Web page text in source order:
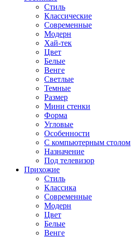
Стиль
Классические
Современные
Модерн
Хай-тек
Цвет
Белые
Венге
Светлые
Темные
Размер
Мини стенки
Форма
Угловые
Особенности
С компьютерным столом
Назначение
Под телевизор
Прихожие
Стиль
Классика
Современные
Модерн
Цвет
Белые
Венге